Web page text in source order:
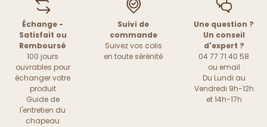
Échange -
Satisfait ou
Remboursé
100 jours
ouvrables pour
échanger votre
produit
Guide de
l'entretien du
chapeau
Suivi de
commande
Suivez vos colis
en toute sérénité
Une question ?
Un conseil
d'expert ?
04 77 71 40 58
ou email
Du Lundi au
Vendredi 9h-12h
et 14h-17h